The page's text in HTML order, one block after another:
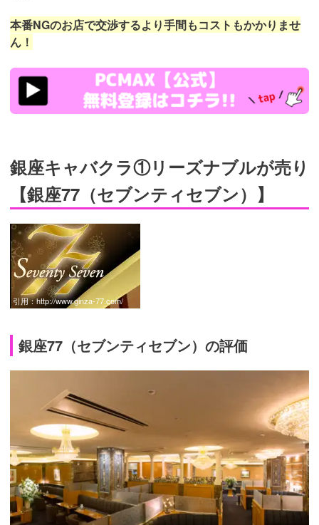
本番NGのお店で交渉するより手間もコストもかかりませ
ん！
https://pcmax.jp/lp/?
ad_id=rm307152
銀座キャバクラ①リーズナブルが売り
【銀座77（セブンティセブン）】
引用：http://www.ginza-77.com/
銀座77（セブンティセブン）の評価